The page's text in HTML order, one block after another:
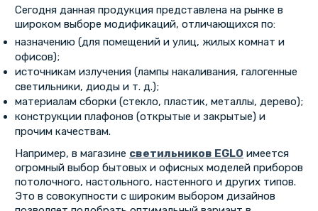
Сегодня данная продукция представлена на рынке в
широком выборе модификаций, отличающихся по:
назначению (для помещений и улиц, жилых комнат и
офисов);
источникам излучения (лампы накаливания, галогенные
светильники, диоды и т. д.);
материалам сборки (стекло, пластик, металлы, дерево);
конструкции плафонов (открытые и закрытые) и
прочим качествам.
Например, в магазине светильников EGLO имеется
огромный выбор бытовых и офисных моделей приборов
потолочного, настольного, настенного и других типов.
Это в совокупности с широким выбором дизайнов